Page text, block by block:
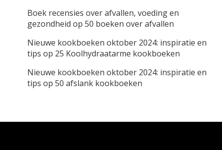
Boek recensies over afvallen, voeding en
gezondheid op 50 boeken over afvallen
Nieuwe kookboeken oktober 2024: inspiratie en
tips op 25 Koolhydraatarme kookboeken
Nieuwe kookboeken oktober 2024: inspiratie en
tips op 50 afslank kookboeken